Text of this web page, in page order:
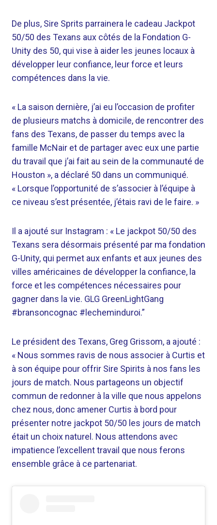
De plus, Sire Sprits parrainera le cadeau Jackpot
50/50 des Texans aux côtés de la Fondation G-
Unity des 50, qui vise à aider les jeunes locaux à
développer leur confiance, leur force et leurs
compétences dans la vie.
« La saison dernière, j’ai eu l’occasion de profiter
de plusieurs matchs à domicile, de rencontrer des
fans des Texans, de passer du temps avec la
famille McNair et de partager avec eux une partie
du travail que j’ai fait au sein de la communauté de
Houston », a déclaré 50 dans un communiqué.
« Lorsque l’opportunité de s’associer à l’équipe à
ce niveau s’est présentée, j’étais ravi de le faire. »
Il a ajouté sur Instagram : « Le jackpot 50/50 des
Texans sera désormais présenté par ma fondation
G-Unity, qui permet aux enfants et aux jeunes des
villes américaines de développer la confiance, la
force et les compétences nécessaires pour
gagner dans la vie. GLG GreenLightGang
#bransoncognac #lecheminduroi.”
Le président des Texans, Greg Grissom, a ajouté :
« Nous sommes ravis de nous associer à Curtis et
à son équipe pour offrir Sire Spirits à nos fans les
jours de match. Nous partageons un objectif
commun de redonner à la ville que nous appelons
chez nous, donc amener Curtis à bord pour
présenter notre jackpot 50/50 les jours de match
était un choix naturel. Nous attendons avec
impatience l’excellent travail que nous ferons
ensemble grâce à ce partenariat.